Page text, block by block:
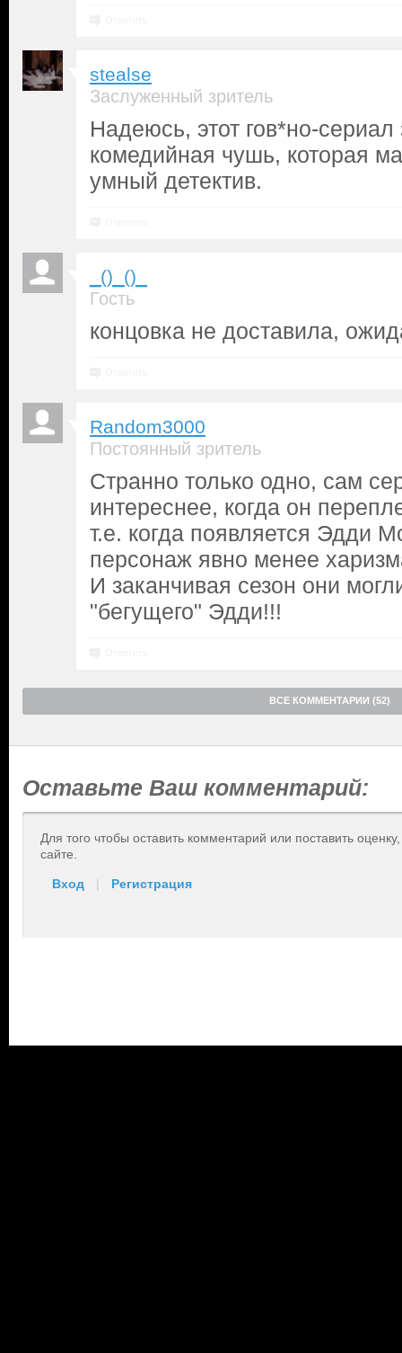
stealse
Заслуженный зритель
Надеюсь, этот гов*но-
комедийная чушь, которая
умный детектив.
_()_()_
Гость
концовка не доставила,
Random3000
Постоянный зритель
Странно только одно, сам
интереснее, когда он
т.е. когда появляется Эдди
персонаж явно менее
И заканчивая сезон они
"бегущего" Эдди!!!
ВСЕ КОММЕНТАРИИ (52)
Оставьте Ваш комментарий:
Для того чтобы оставить комментарий или поставить
сайте.
Вход | Регистрация